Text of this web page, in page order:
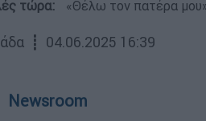
τώρα: «Θέλω τον πατέρα
┋ 04.06.2025 16:39
Newsroom